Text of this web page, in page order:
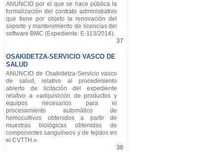
ANUNCIO por el que se hace pública la
formalización del contrato administrativo
que tiene por objeto la renovación del
soporte y mantenimiento de licencias del
software BMC (Expediente: E-113/2014).
37
OSAKIDETZA-SERVICIO VASCO DE
SALUD
ANUNCIO de Osakidetza-Servicio vasco
de salud, relativo al procedimiento
abierto de licitación del expediente
relativo a «adquisición de productos y
equipos necesarios para el
procesamiento automático de
hemocultivos obtenidos a partir de
muestras biológicas obtenidas de
componentes sanguíneos y de tejidos en
el CVTTH.».
38